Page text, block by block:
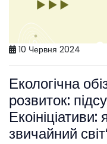
10 Червня 2024
Екологічна
розвиток:
звичайний